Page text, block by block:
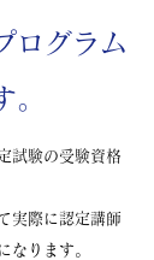
ログラム
。
試験の受験資格
実際に認定講師
なります。